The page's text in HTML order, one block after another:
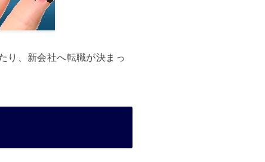
り、新会社へ転職が決まっ